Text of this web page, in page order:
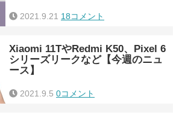
2021.9.21 18コメント
Xiaomi 11TやRedmi K50、Pixel 6
シリーズリークなど【今週のニュ
ース】
2021.9.5 0コメント